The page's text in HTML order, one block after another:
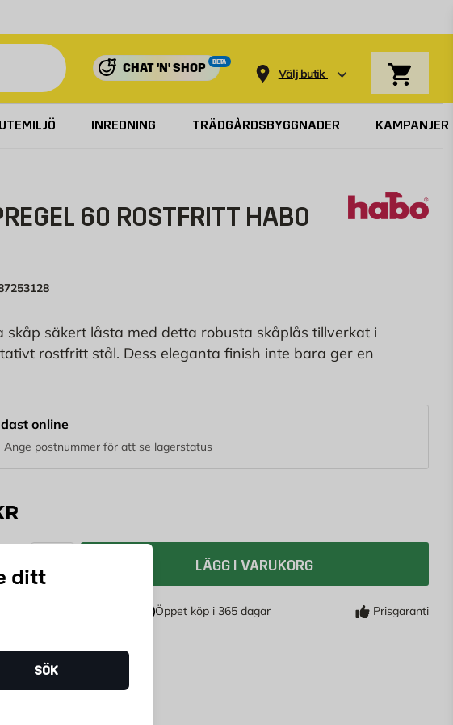
CHAT 'N' SHOP
BETA
Välj butik
ditt
SÖK
INREDNING TRÄDGÅRDSBYGGNADER KAMPANJER
60 ROSTFRITT HABO
skåp säkert låsta med detta robusta skåplås tillverkat i
rostfritt stål. Dess eleganta finish inte bara ger en
utan erbjuder också extra skydd mot korrosion.
online
Ange postnummerför att se lagerstatus
st LÄGG I VARUKORG
Öppet köp i 365 dagar Prisgaranti